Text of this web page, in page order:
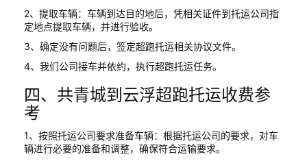
2、提取车辆：车辆到达目的地后，凭相关证件到托运公司指
定地点提取车辆，并进行验收。
3、确定没有问题后，签定超跑托运相关协议文件。
4、我们公司接车并依约，执行超跑托运任务。
四、共青城到云浮超跑托运收费参
考
1、按照托运公司要求准备车辆：根据托运公司的要求，对车
辆进行必要的准备和调整，确保符合运输要求。